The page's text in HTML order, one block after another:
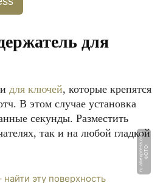
для
для ключей, которые крепятся
В этом случае установка
секунды. Разместить
так и на любой гладкой
Ф
О
Т
О:
r
u.
ali
e
x
p
r
e
s
s.
c
o
m